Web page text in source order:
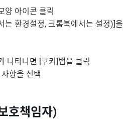
양 아이콘 클릭
환경설정, 크롬북에서는 설정)]을
나타나면 [쿠키]탭을 클릭
항을 선택
호책임자)